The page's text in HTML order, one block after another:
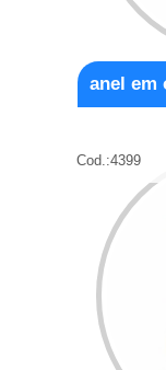
anel em
Cod.:4399